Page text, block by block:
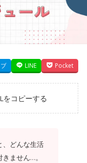
LINE Pocket
をコピーする
、どんな生活
ません…。